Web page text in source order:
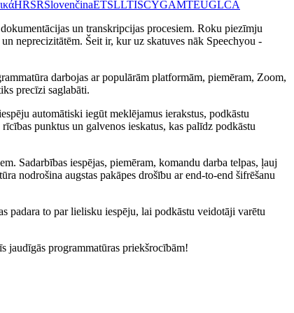
HRSRSlovenčinaETSLLTISCYGAMTEUGLCA
un transkripcijas procesiem. Roku piezīmju
neprecizitātēm. Šeit ir, kur uz skatuves nāk Speechyou -
darbojas ar populārām platformām, piemēram, Zoom,
precīzi saglabāti.
automātiski iegūt meklējamus ierakstus, podkāstu
punktus un galvenos ieskatus, kas palīdz podkāstu
Sadarbības iespējas, piemēram, komandu darba telpas, ļauj
nodrošina augstas pakāpes drošību ar end-to-end šifrēšanu
padara to par lielisku iespēju, lai podkāstu veidotāji varētu
jaudīgās programmatūras priekšrocībām!